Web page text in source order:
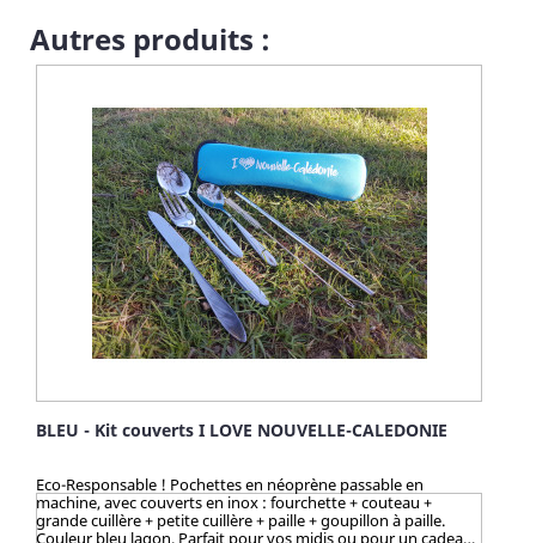
Autres produits :
BLEU - Kit couverts I LOVE NOUVELLE-CALEDONIE
Eco-Responsable ! Pochettes en néoprène passable en
machine, avec couverts en inox : fourchette + couteau +
grande cuillère + petite cuillère + paille + goupillon à paille.
Couleur bleu lagon. Parfait pour vos midis ou pour un cadeau